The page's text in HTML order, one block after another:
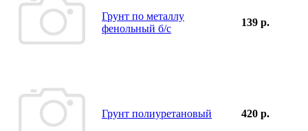
Грунт по металлу
фенольный б/с
139 р.
Грунт полиуретановый 420 р.